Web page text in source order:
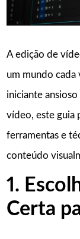
A edição de
um mundo cada
iniciante
vídeo, este guia
ferramentas e
conteúdo
1.
Certa